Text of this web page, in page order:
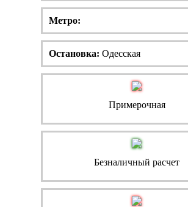
Метро:
Остановка: Одесская
Примерочная
Безналичный расчет